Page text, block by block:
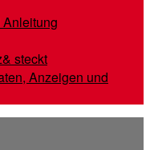
steckt
Anzeigen und